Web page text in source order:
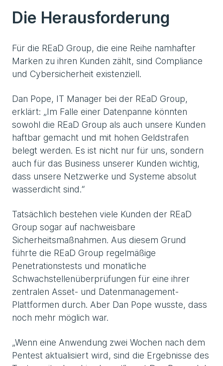
Die Herausforderung
Für die REaD Group, die eine Reihe namhafter
Marken zu ihren Kunden zählt, sind Compliance
und Cybersicherheit existenziell.
Dan Pope, IT Manager bei der REaD Group,
erklärt: „Im Falle einer Datenpanne könnten
sowohl die REaD Group als auch unsere Kunden
haftbar gemacht und mit hohen Geldstrafen
belegt werden. Es ist nicht nur für uns, sondern
auch für das Business unserer Kunden wichtig,
dass unsere Netzwerke und Systeme absolut
wasserdicht sind.“
Tatsächlich bestehen viele Kunden der REaD
Group sogar auf nachweisbare
Sicherheitsmaßnahmen. Aus diesem Grund
führte die REaD Group regelmäßige
Penetrationstests und monatliche
Schwachstellenüberprüfungen für eine ihrer
zentralen Asset- und Datenmanagement-
Plattformen durch. Aber Dan Pope wusste, dass
noch mehr möglich war.
„Wenn eine Anwendung zwei Wochen nach dem
Pentest aktualisiert wird, sind die Ergebnisse des